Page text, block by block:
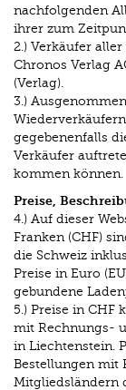
nachfolgenden
ihrer zum
2.) Verkäufer
Chronos Verlag
(Verlag).
3.)
gegebenenfalls
Verkäufer
kommen können.
Preise,
4.) Auf dieser
Franken (CHF)
die Schweiz
Preise in Euro
gebundene
5.) Preise in CHF
mit Rechnungs-
in Liechtenstein.
Bestellungen mit
Mitgliedsländern